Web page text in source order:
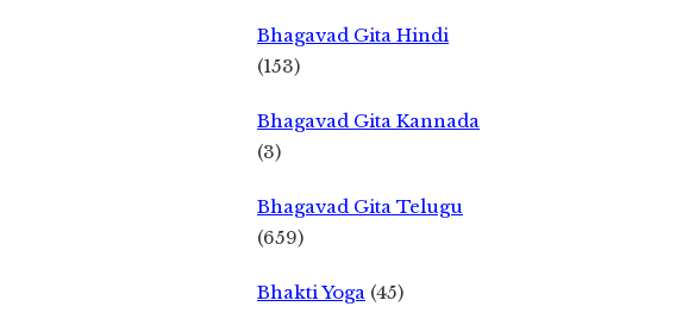
Bhagavad Gita Hindi
(153)
Bhagavad Gita Kannada
(3)
Bhagavad Gita Telugu
(659)
Bhakti Yoga (45)